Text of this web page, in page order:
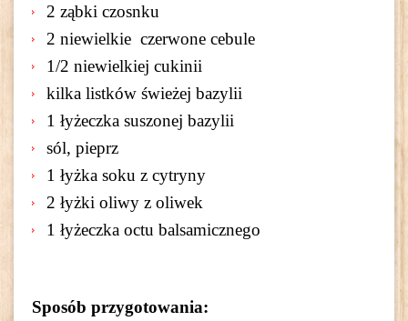
2 ząbki czosnku
2 niewielkie czerwone cebule
1/2 niewielkiej cukinii
kilka listków świeżej bazylii
1 łyżeczka suszonej bazylii
sól, pieprz
1 łyżka soku z cytryny
2 łyżki oliwy z oliwek
1 łyżeczka octu balsamicznego
Sposób przygotowania: